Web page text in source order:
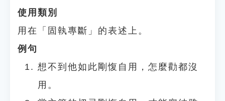
使用類別
用在「固執專斷」的表述上。
例句
想不到他如此剛愎自用，怎麼勸都沒
用。